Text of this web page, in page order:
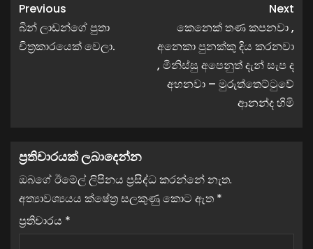
Previous
බින් ලාඩන්ගේ පුතා
චිත්‍රකාරයෙක් වෙලා.
Next
කෙනෙක් තණ කපනවා ,
අනෙකා පුනක්කු දිය කරනවා
, මිනිස්සු අපෙනුත් දැන් සැප ද
අහනවා – මුරුත්තෙට්ටුවේ
ආනන්ද හිමි
ප්‍රතිචාරයක් ලබාදෙන්න
ඔබගේ ඊමේල් ලිපිනය ප්‍රසිද්ධ කරන්නේ නැත.
අත්‍යාවශ්‍යයය ක්ෂේත්‍ර සලකුණු කොට ඇත *
ප්‍රතිචාරය *